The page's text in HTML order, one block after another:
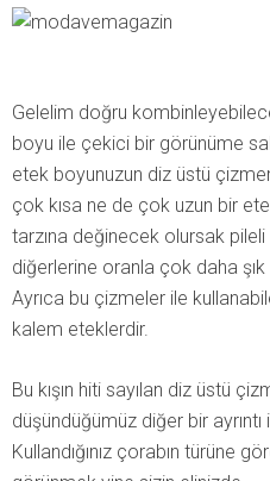
Gelelim doğru
boyu ile çekici bir görünüme
etek boyunuzun diz üstü
çok kısa ne de çok uzun bir
tarzına değinecek olursak
diğerlerine oranla çok daha
Ayrıca bu çizmeler ile
kalem eteklerdir.
Bu kışın hiti sayılan diz üstü
düşündüğümüz diğer bir ayrıntı
Kullandığınız çorabın türüne